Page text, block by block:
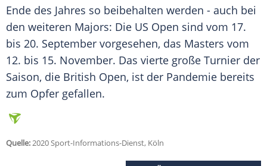
Ende des Jahres so beibehalten werden - auch bei
den weiteren Majors: Die US Open sind vom 17.
bis 20. September vorgesehen, das Masters vom
12. bis 15. November. Das vierte große Turnier der
Saison, die British Open, ist der Pandemie bereits
zum Opfer gefallen.
Quelle:2020 Sport-Informations-Dienst, Köln